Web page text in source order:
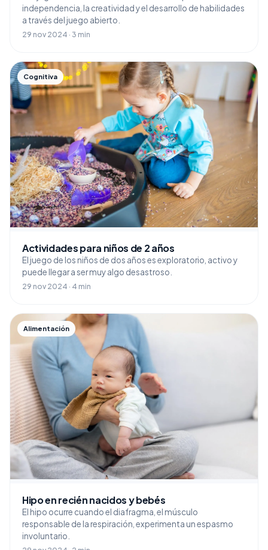
independencia, la creatividad y el desarrollo de habilidades
a través del juego abierto.
29 nov 2024 · 3 min
Cognitiva
Actividades para niños de 2 años
El juego de los niños de dos años es exploratorio, activo y
puede llegar a ser muy algo desastroso.
29 nov 2024 · 4 min
Alimentación
Hipo en recién nacidos y bebés
El hipo ocurre cuando el diafragma, el músculo
responsable de la respiración, experimenta un espasmo
involuntario.